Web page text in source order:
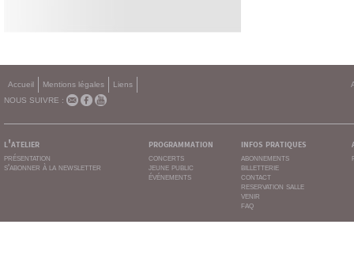
Accueil Mentions légales
Liens
NOUS SUIVRE :
l'atelier
présentation
s'abonner à la newsletter
programmation
concerts
jeune public
événements
infos pratiques
abonnements
billetterie
contact
reservation salle
venir
faq